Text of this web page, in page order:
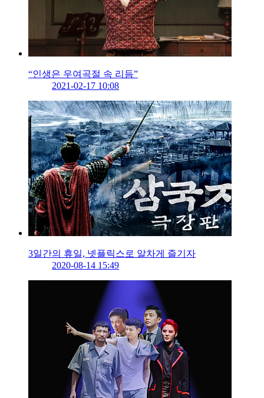
“인생은 우여곡절 속 리듬”
2021-02-17 10:08
3일간의 휴일, 넷플릭스로 알차게 즐기자
2020-08-14 15:49